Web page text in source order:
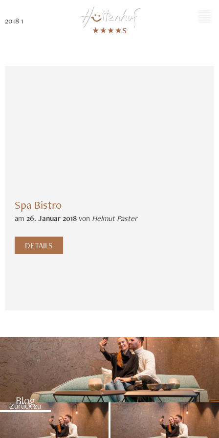
2018 1
Spa Bistro
am 26. Januar2018von Helmut Paster
DETAILS
Zurück zu
Blog